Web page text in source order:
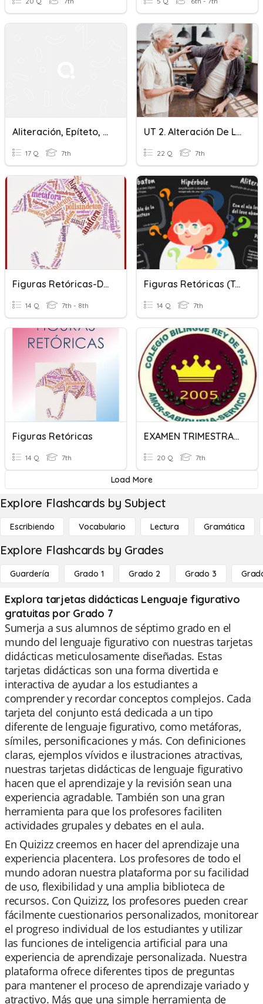
Aliteración, Epíteto, Paralelismo (1ºESO)
17 Q 7th
UT 2. Alteración De La Movilidad
22 Q 7th
Figuras Retóricas-Dicción
14 Q 7th - 8th
Figuras Retóricas (teoría)
14 Q 7th
Figuras Retóricas
14 Q 7th
EXAMEN TRIMESTRAL DE ESPAÑOL III TRIMESTRE 7°
20 Q 7th
Load More
Explore Flashcards by Subject
Escribiendo Vocabulario Lectura Gramática
Explore Flashcards by Grades
Guardería Grado 1 Grado 2 Grado 3
Explora tarjetas didácticas Lenguaje figurativo
gratuitas por Grado 7
Sumerja a sus alumnos de séptimo grado en el
mundo del lenguaje figurativo con nuestras tarjetas
didácticas meticulosamente diseñadas. Estas
tarjetas didácticas son una forma divertida e
interactiva de ayudar a los estudiantes a
comprender y recordar conceptos complejos. Cada
tarjeta del conjunto está dedicada a un tipo
diferente de lenguaje figurativo, como metáforas,
símiles, personificaciones y más. Con definiciones
claras, ejemplos vívidos e ilustraciones atractivas,
nuestras tarjetas didácticas de lenguaje figurativo
hacen que el aprendizaje y la revisión sean una
experiencia agradable. También son una gran
herramienta para que los profesores faciliten
actividades grupales y debates en el aula.
En Quizizz creemos en hacer del aprendizaje una
experiencia placentera. Los profesores de todo el
mundo adoran nuestra plataforma por su facilidad
de uso, flexibilidad y una amplia biblioteca de
recursos. Con Quizizz, los profesores pueden crear
fácilmente cuestionarios personalizados, monitorear
el progreso individual de los estudiantes y utilizar
las funciones de inteligencia artificial para una
experiencia de aprendizaje personalizada. Nuestra
plataforma ofrece diferentes tipos de preguntas
para mantener el proceso de aprendizaje variado y
atractivo. Más que una simple herramienta de